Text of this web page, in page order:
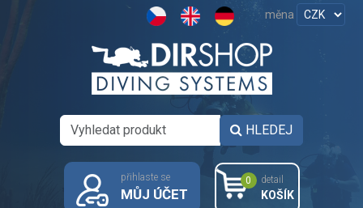
měna
HLEDEJ
přihlaste se
MŮJ ÚČET
0 detail
KOŠÍK